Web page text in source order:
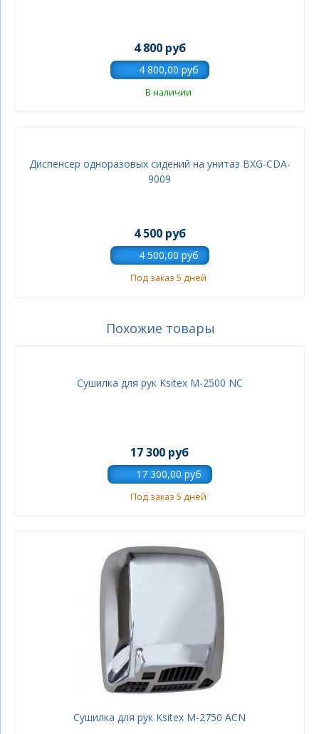
4 800 руб
В наличии
Диспенсер одноразовых сидений на унитаз BXG-CDA-
9009
4 500 руб
Под заказ 5 дней
Похожие товары
Сушилка для рук Ksitex M-2500 NC
17 300 руб
Под заказ 5 дней
Сушилка для рук Ksitex M-2750 AСN